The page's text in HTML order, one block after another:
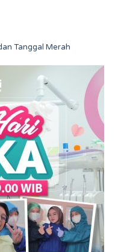
Tanggal Merah